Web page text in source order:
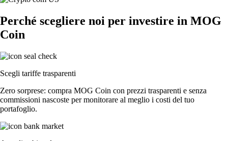
Perché scegliere noi per investire in MOG
Coin
Scegli tariffe trasparenti
Zero sorprese: compra MOG Coin con prezzi trasparenti e senza
commissioni nascoste per monitorare al meglio i costi del tuo
portafoglio.